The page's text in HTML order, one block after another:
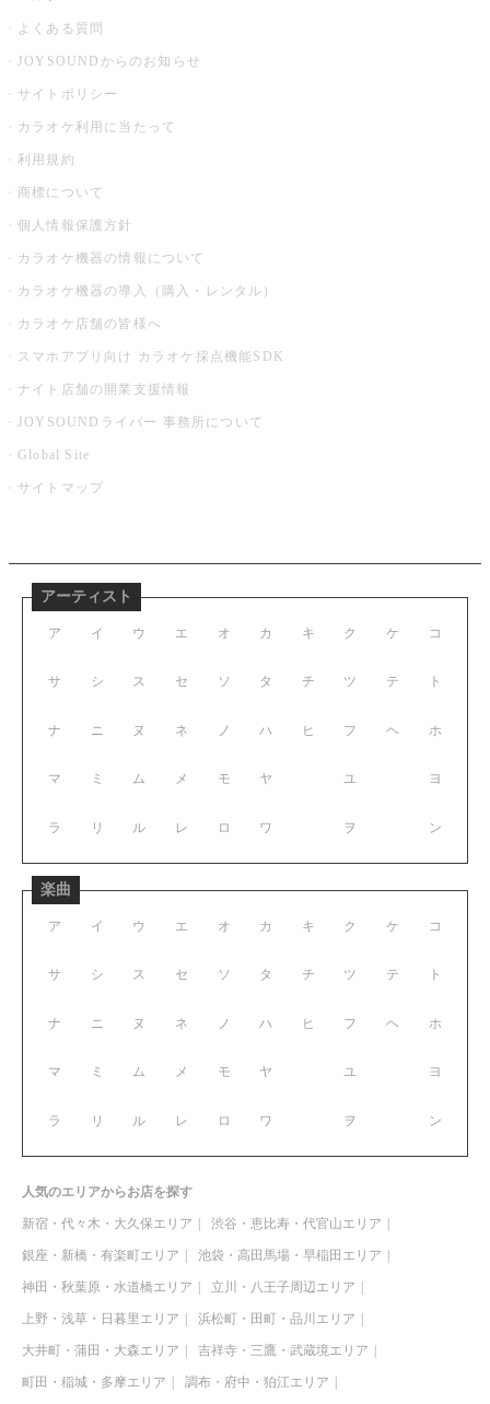
よくある質問
JOYSOUNDからのお知らせ
サイトポリシー
カラオケ利用に当たって
利用規約
商標について
個人情報保護方針
カラオケ機器の情報について
カラオケ機器の導入（購入・レンタル）
カラオケ店舗の皆様へ
スマホアプリ向け カラオケ採点機能SDK
ナイト店舗の開業支援情報
JOYSOUNDライバー 事務所について
Global Site
サイトマップ
アーティスト
ア イ ウ エ オ
サ シ ス セ ソ
ナ ニ ヌ ネ ノ
マ ミ ム メ モ
ラ リ ル レ ロ
カ キ ク ケ コ
タ チ ツ テ ト
ハ ヒ フ ヘ ホ
ヤ ユ ヨ
ワ ヲ ン
楽曲
ア イ ウ エ オ
サ シ ス セ ソ
ナ ニ ヌ ネ ノ
マ ミ ム メ モ
ラ リ ル レ ロ
カ キ ク ケ コ
タ チ ツ テ ト
ハ ヒ フ ヘ ホ
ヤ ユ ヨ
ワ ヲ ン
人気のエリアからお店を探す
新宿・代々木・大久保エリア 渋谷・恵比寿・代官山エリア
銀座・新橋・有楽町エリア 池袋・高田馬場・早稲田エリア
神田・秋葉原・水道橋エリア 立川・八王子周辺エリア
上野・浅草・日暮里エリア 浜松町・田町・品川エリア
大井町・蒲田・大森エリア 吉祥寺・三鷹・武蔵境エリア
町田・稲城・多摩エリア 調布・府中・狛江エリア